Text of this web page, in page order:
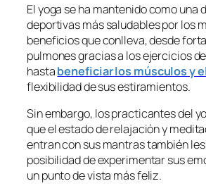
El yoga se ha mantenido como una
deportivas más saludables por los
beneficios que conlleva, desde
pulmones gracias a los ejercicios
hastabeneficiar los músculos y
flexibilidad de sus estiramientos.
Sin embargo, los practicantes del
que el estado de relajación y
entran con sus mantras también
posibilidad de experimentar sus
un punto de vista más feliz.